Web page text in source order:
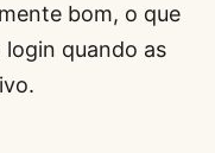
bom, o que
login quando as